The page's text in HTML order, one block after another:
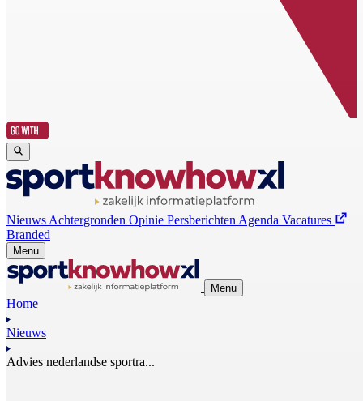
Nieuws Achtergronden Opinie Persberichten Agenda Vacatures
Branded
Menu
Menu
Home
Nieuws
Advies nederlandse sportra...